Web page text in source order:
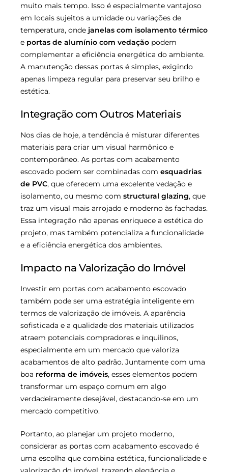
muito mais tempo. Isso é especialmente vantajoso
em locais sujeitos a umidade ou variações de
temperatura, onde janelas com isolamento térmico
e portas de alumínio com vedação podem
complementar a eficiência energética do ambiente.
A manutenção dessas portas é simples, exigindo
apenas limpeza regular para preservar seu brilho e
estética.
Integração com Outros Materiais
Nos dias de hoje, a tendência é misturar diferentes
materiais para criar um visual harmônico e
contemporâneo. As portas com acabamento
escovado podem ser combinadas com esquadrias
de PVC, que oferecem uma excelente vedação e
isolamento, ou mesmo com structural glazing, que
traz um visual mais arrojado e moderno às fachadas.
Essa integração não apenas enriquece a estética do
projeto, mas também potencializa a funcionalidade
e a eficiência energética dos ambientes.
Impacto na Valorização do Imóvel
Investir em portas com acabamento escovado
também pode ser uma estratégia inteligente em
termos de valorização de imóveis. A aparência
sofisticada e a qualidade dos materiais utilizados
atraem potenciais compradores e inquilinos,
especialmente em um mercado que valoriza
acabamentos de alto padrão. Juntamente com uma
boa reforma de imóveis, esses elementos podem
transformar um espaço comum em algo
verdadeiramente desejável, destacando-se em um
mercado competitivo.
Portanto, ao planejar um projeto moderno,
considerar as portas com acabamento escovado é
uma escolha que combina estética, funcionalidade e